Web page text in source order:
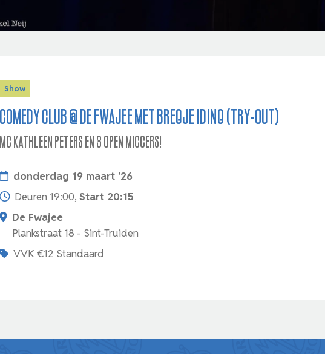
Show
Comedy Club @ De Fwajee met Bregje Iding (try-out)
MC Kathleen Peters en 3 Open Miccers!
donderdag 19 maart '26
Deuren 19:00, Start 20:15
De Fwajee
Plankstraat 18 - Sint-Truiden
VVK €12 Standaard